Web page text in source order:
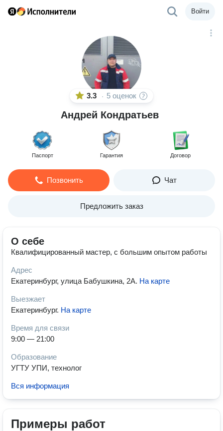
Войти
3.3 · 5 оценок
Андрей Кондратьев
Паспорт Гарантия Договор
Позвонить Чат
Предложить заказ
О себе
Квалифицированный мастер, с большим опытом работы
Адрес
Екатеринбург, улица Бабушкина, 2А. На карте
Выезжает
Екатеринбург. На карте
Время для связи
9:00 — 21:00
Образование
УГТУ УПИ, технолог
Вся информация
Примеры работ